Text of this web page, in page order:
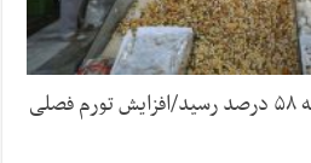
تورم نقطه‌به‌نقطه خدمات به ۵۸ درصد رسید/افزایش تورم فصلی